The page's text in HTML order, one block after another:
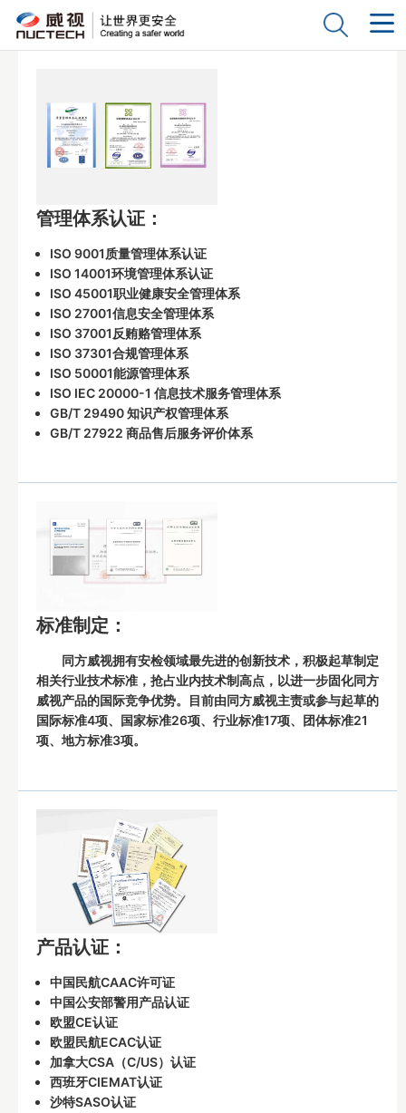
管理体系认证：
ISO 9001质量管理体系认证
ISO 14001环境管理体系认证
ISO 45001职业健康安全管理体系
ISO 27001信息安全管理体系
ISO 37001反贿赂管理体系
ISO 37301合规管理体系
ISO 50001能源管理体系
ISO IEC 20000-1 信息技术服务管理体系
GB/T 29490 知识产权管理体系
GB/T 27922 商品售后服务评价体系
标准制定：
同方威视拥有安检领域最先进的创新技术，积极起草制定
相关行业技术标准，抢占业内技术制高点，以进一步固化同方
威视产品的国际竞争优势。目前由同方威视主责或参与起草的
国际标准4项、国家标准26项、行业标准17项、团体标准21
项、地方标准3项。
产品认证：
中国民航CAAC许可证
中国公安部警用产品认证
欧盟CE认证
欧盟民航ECAC认证
加拿大CSA（C/US）认证
西班牙CIEMAT认证
沙特SASO认证